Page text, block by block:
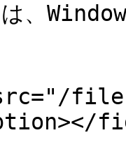
、
files/